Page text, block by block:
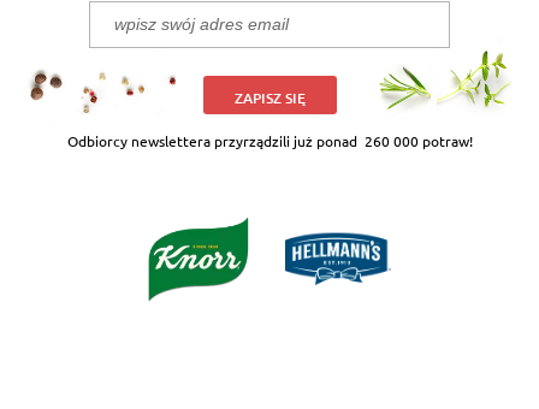
ZAPISZ SIĘ
Odbiorcy newslettera przyrządzili już ponad 260 000 potraw!